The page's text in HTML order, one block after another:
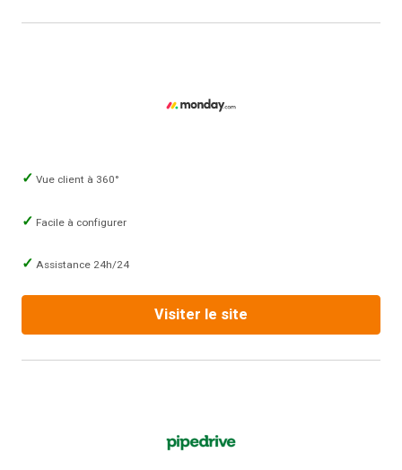
Vue client à 360°
Facile à configurer
Assistance 24h/24
Visiter le site